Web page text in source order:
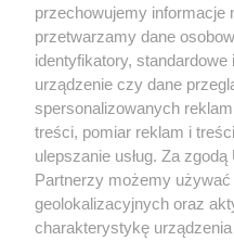
Nie zapomnij
zapoznać się z:
polityką prywatności
Twojemiasto
Piekary Śląskie
Chorzów
Tarnowskie Góry
przechowujemy informacje
przetwarzamy dane
identyfikatory,
urządzenie czy dane
spersonalizowanych
treści, pomiar reklam i
ulepszanie usług. Za
Partnerzy możemy używać
geolokalizacyjnych oraz
charakterystykę